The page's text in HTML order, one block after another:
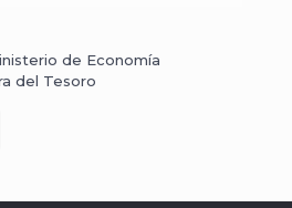
de Economía
del Tesoro